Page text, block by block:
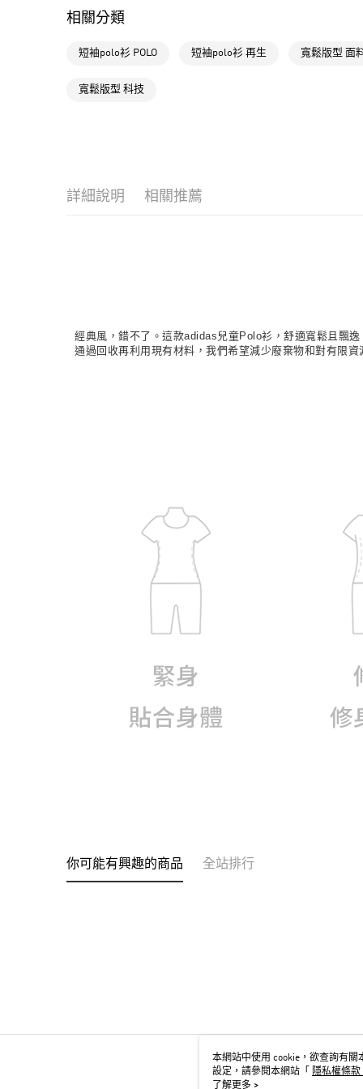
相關分類
短袖polo衫 POLO 短袖polo衫 再生 寬鬆版型 面
寬鬆版型 科技
詳細說明 相關推薦
經典風，錯不了。這款adidas兒童Polo衫，舒適寬鬆且飄
通過回收再利用現有材料，我們希望減少廢棄物和對有限
你可能有興趣的商品 全站排行
本網站中使用 cookie，欲查詢有關
設定，請參閱本網站「
隱私權條款
用 cookie。
了解更多 >